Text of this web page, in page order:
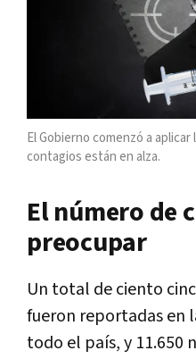
El Gobierno comenzó a aplicar
contagios están en alza.
El número de
preocupar
Un total de ciento
fueron reportadas en
todo el país, y 11.650